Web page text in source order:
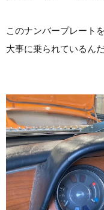
このナンバープレート
大事に乗られているん